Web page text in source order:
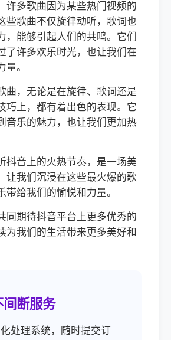
许多歌曲因为某些热门视频的
些歌曲不仅旋律动听，歌词也
，能够引起人们的共鸣。它们
了许多欢乐时光，也让我们在
量。
曲，无论是在旋律、歌词还是
巧上，都有着出色的表现。它
音乐的魅力，也让我们更加热
抖音上的火热节奏，是一场美
让我们沉浸在这些最火爆的歌
带给我们的愉悦和力量。
同期待抖音平台上更多优秀的
为我们的生活带来更多美好和
间断服务
处理系统，随时提交订